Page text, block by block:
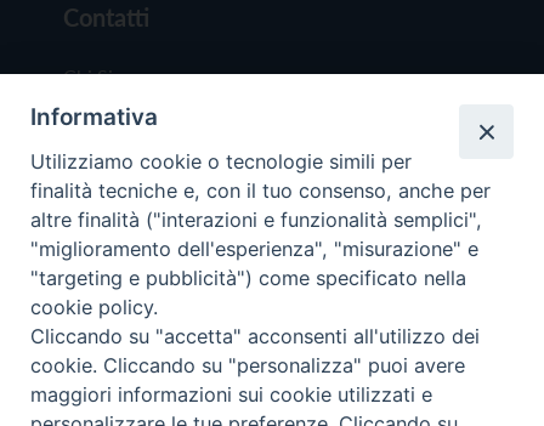
Contatti
Chi Siamo
Redazione
Scrivici
Copyright © 2019 - Tutti i diritti riservati - Vita
Trentina Editrice
Privacy Policy
Informativa
Utilizziamo cookie o tecnologie simili per
finalità tecniche e, con il tuo consenso, anche per
altre finalità ("interazioni e funzionalità semplici",
"miglioramento dell'esperienza", "misurazione" e
"targeting e pubblicità") come specificato nella
cookie policy.
Cliccando su "accetta" acconsenti all'utilizzo dei
cookie. Cliccando su "personalizza" puoi avere
maggiori informazioni sui cookie utilizzati e